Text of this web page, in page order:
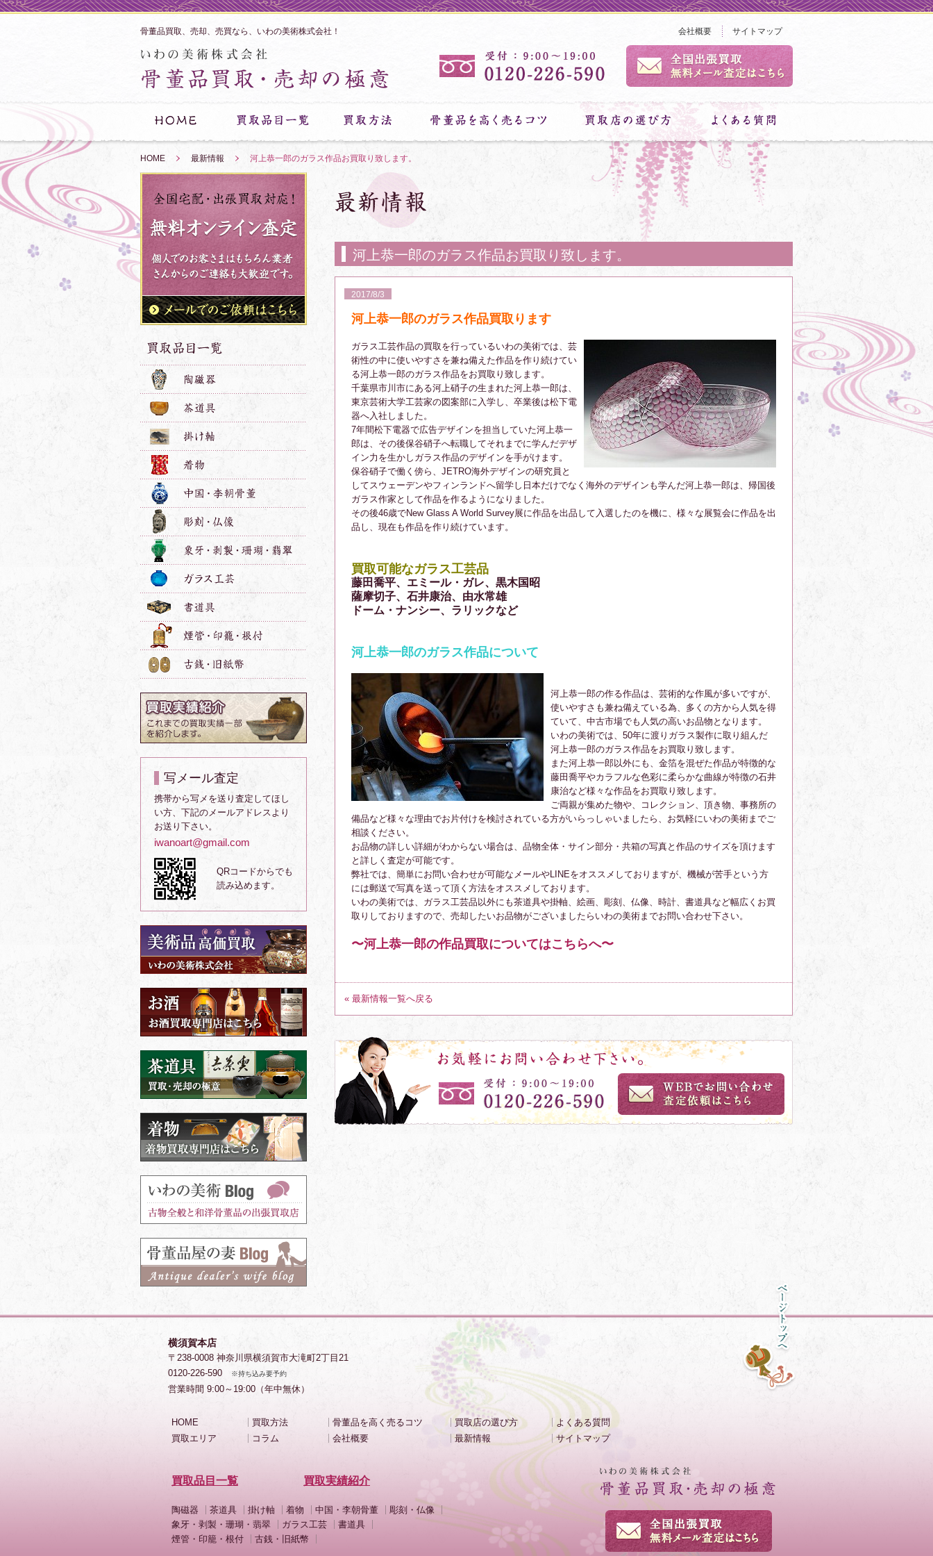
骨董品買取、売却、売買なら、いわの美術株式会社！ 会社概要 サイトマップ
HOME 最新情報 河上恭一郎のガラス作品お買取り致します。
河上恭一郎のガラス作品お買取り致します。
2017/8/3
河上恭一郎のガラス作品買取ります
ガラス工芸作品の買取を行っているいわの美術では、芸
術性の中に使いやすさを兼ね備えた作品を作り続けてい
る河上恭一郎のガラス作品をお買取り致します。
千葉県市川市にある河上硝子の生まれた河上恭一郎は、
東京芸術大学工芸家の図案部に入学し、卒業後は松下電
器へ入社しました。
7年間松下電器で広告デザインを担当していた河上恭一
郎は、その後保谷硝子へ転職してそれまでに学んだデザ
イン力を生かしガラス作品のデザインを手がけます。
保谷硝子で働く傍ら、JETRO海外デザインの研究員と
してスウェーデンやフィンランドへ留学し日本だけでなく海外のデザインも学んだ河上恭一郎は、帰国後
ガラス作家として作品を作るようになりました。
その後46歳でNew Glass A World Survey展に作品を出品して入選したのを機に、様々な展覧会に作品を出
品し、現在も作品を作り続けています。
買取可能なガラス工芸品
藤田喬平、エミール・ガレ、黒木国昭
薩摩切子、石井康治、由水常雄
ドーム・ナンシー、ラリックなど
河上恭一郎のガラス作品について
河上恭一郎の作る作品は、芸術的な作風が多いですが、
使いやすさも兼ね備えている為、多くの方から人気を得
ていて、中古市場でも人気の高いお品物となります。
いわの美術では、50年に渡りガラス製作に取り組んだ
河上恭一郎のガラス作品をお買取り致します。
また河上恭一郎以外にも、金箔を混ぜた作品が特徴的な
藤田喬平やカラフルな色彩に柔らかな曲線が特徴の石井
康治など様々な作品をお買取り致します。
ご両親が集めた物や、コレクション、頂き物、事務所の
備品など様々な理由でお片付けを検討されている方がいらっしゃいましたら、お気軽にいわの美術までご
相談ください。
お品物の詳しい詳細がわからない場合は、品物全体・サイン部分・共箱の写真と作品のサイズを頂けます
と詳しく査定が可能です。
弊社では、簡単にお問い合わせが可能なメールやLINEをオススメしておりますが、機械が苦手という方
には郵送で写真を送って頂く方法をオススメしております。
いわの美術では、ガラス工芸品以外にも茶道具や掛軸、絵画、彫刻、仏像、時計、書道具など幅広くお買
取りしておりますので、売却したいお品物がございましたらいわの美術までお問い合わせ下さい。
〜河上恭一郎の作品買取についてはこちらへ〜
« 最新情報一覧へ戻る
写メール査定
携帯から写メを送り査定してほし
い方、下記のメールアドレスより
お送り下さい。
iwanoart@gmail.com
QRコードからでも
読み込めます。
横須賀本店
〒238-0008 神奈川県横須賀市大滝町2丁目21
0120-226-590
※持ち込み要予約
営業時間 9:00～19:00（年中無休）
HOME 買取方法 骨董品を高く売るコツ 買取店の選び方
よくある質問
買取エリア
コラム 会社概要 最新情報 サイトマップ
買取品目一覧 買取実績紹介
陶磁器 茶道具 掛け軸 着物 中国・李朝骨董
彫刻・仏像
象牙・剥製・珊瑚・翡翠
ガラス工芸
書道具
煙管・印籠・根付
古銭・旧紙幣